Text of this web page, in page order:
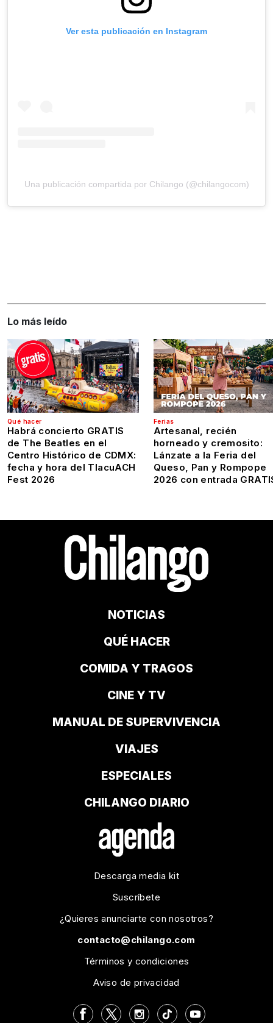
Ver esta publicación en Instagram
Una publicación compartida por Chilango (@chilangocom)
Lo más leído
Qué hacer
Habrá concierto GRATIS
de The Beatles en el
Centro Histórico de CDMX:
fecha y hora del TlacuACH
Fest 2026
Ferias
Artesanal, recién
horneado y cremosito:
Lánzate a la Feria del
Queso, Pan y Rompope
2026 con entrada
NOTICIAS
QUÉ HACER
COMIDA Y TRAGOS
CINE Y TV
MANUAL DE SUPERVIVENCIA
VIAJES
ESPECIALES
CHILANGO DIARIO
Descarga media kit
Suscríbete
¿Quieres anunciarte con nosotros?
contacto@chilango.com
Términos y condiciones
Aviso de privacidad